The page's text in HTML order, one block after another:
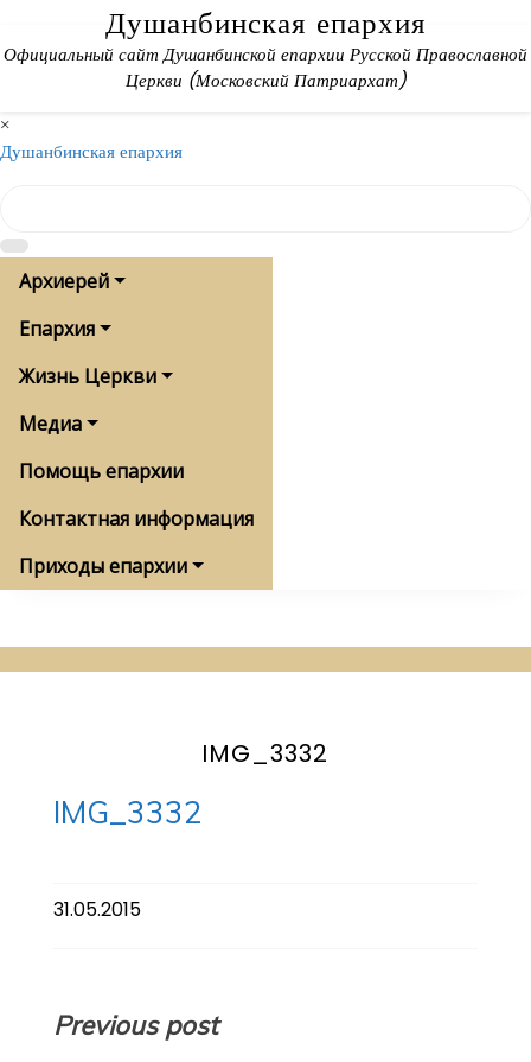
content
Душанбинская епархия
Официальный сайт Душанбинской епархии Русской Православной
Церкви (Московский Патриархат)
×
Душанбинская епархия
Архиерей
Епархия
Жизнь Церкви
Медиа
Помощь епархии
Контактная информация
Приходы епархии
IMG_3332
IMG_3332
31.05.2015
Навигация
Previous post